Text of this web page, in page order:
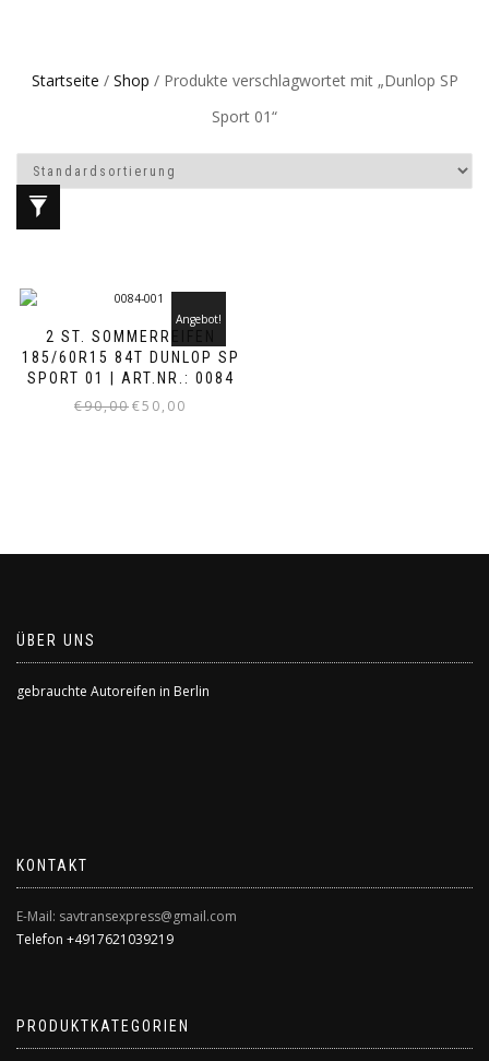
Startseite / Shop / Produkte verschlagwortet mit „Dunlop SP
Sport 01“
2 ST. SOMMERREIFEN
185/60R15 84T DUNLOP SP
SPORT 01 | ART.NR.: 0084
Angebot!
€90,00 Ursprünglicher
€50,00
ÜBER UNS
gebrauchte Autoreifen in Berlin
KONTAKT
E-Mail: savtransexpress@gmail.com
Telefon +4917621039219
PRODUKTKATEGORIEN